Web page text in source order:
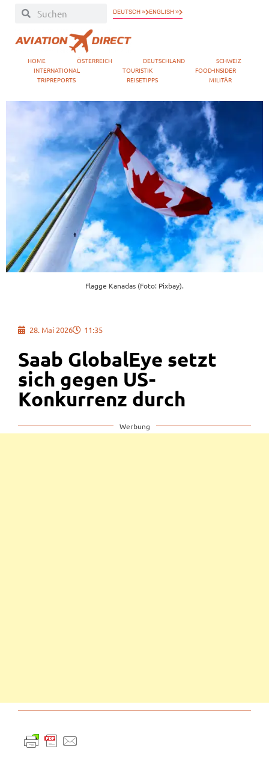
DEUTSCH » ENGLISH »
HOME ÖSTERREICH DEUTSCHLAND
SCHWEIZ
INTERNATIONAL
TOURISTIK
FOOD-INSIDER
TRIPREPORTS
REISETIPPS MILITÄR
Flagge Kanadas (Foto: Pixbay).
28. Mai 2026 11:35
Saab GlobalEye setzt
sich gegen US-
Konkurrenz durch
Werbung